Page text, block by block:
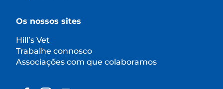
Os nossos sites
Hill’s Vet
Trabalhe connosco
Associações com que colaboramos